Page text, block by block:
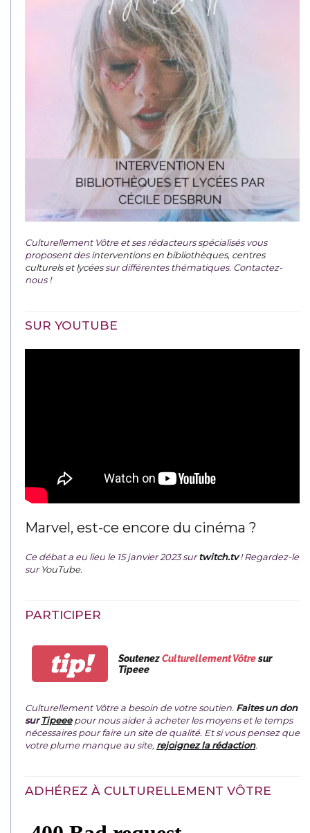
Culturellement Vôtre et ses rédacteurs spécialisés vous
proposent desinterventions en bibliothèques, centres
culturels et lycéessur différentes thématiques. Contactez-
nous !
SUR YOUTUBE
Marvel, est-ce encore du cinéma ?
Ce débat a eu lieu le 15 janvier 2023 surtwitch.tv ! Regardez-le
surYouTube.
PARTICIPER
tip! SoutenezCulturellement Vôtresur
Tipeee
Culturellement Vôtre a besoin de votre soutien. Faites un don
surTipeeepour nous aider à acheter les moyens et le temps
nécessaires pour faire un site de qualité. Et si vous pensez que
votre plume manque au site, rejoignez la rédaction.
ADHÉREZ À CULTURELLEMENT VÔTRE